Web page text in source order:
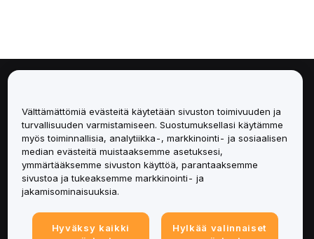
Palvelut
Tuki
Tuotteet
Lakiasiat
Välttämättömiä evästeitä käytetään sivuston toimivuuden ja
turvallisuuden varmistamiseen. Suostumuksellasi käytämme
myös toiminnallisia, analytiikka-, markkinointi- ja sosiaalisen
median evästeitä muistaaksemme asetuksesi,
ymmärtääksemme sivuston käyttöä, parantaaksemme
sivustoa ja tukeaksemme markkinointi- ja
jakamisominaisuuksia.
Hyväksy kaikki
Hylkää valinnaiset